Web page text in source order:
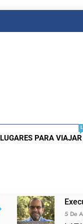
LUGARES PARA VIAJAR
5 De